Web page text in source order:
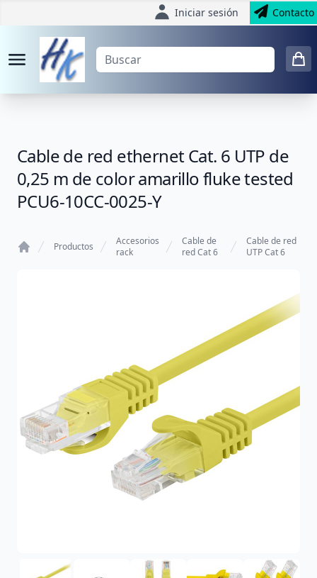
Iniciar sesión Contacto
Cable de red ethernet Cat. 6 UTP de
0,25 m de color amarillo fluke tested
PCU6-10CC-0025-Y
Productos
Accesorios
rack
Cable de
red Cat 6
Cable de red
UTP Cat 6